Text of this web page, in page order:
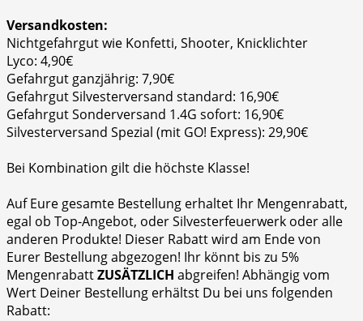
Versandkosten:
Nichtgefahrgut wie Konfetti, Shooter, Knicklichter
Lyco: 4,90€
Gefahrgut ganzjährig: 7,90€
Gefahrgut Silvesterversand standard: 16,90€
Gefahrgut Sonderversand 1.4G sofort: 16,90€
Silvesterversand Spezial (mit GO! Express): 29,90€
Bei Kombination gilt die höchste Klasse!
Auf Eure gesamte Bestellung erhaltet Ihr Mengenrabatt,
egal ob Top-Angebot, oder Silvesterfeuerwerk oder alle
anderen Produkte! Dieser Rabatt wird am Ende von
Eurer Bestellung abgezogen! Ihr könnt bis zu 5%
MengenrabattZUSÄTZLICH abgreifen! Abhängig vom
Wert Deiner Bestellung erhältst Du bei uns folgenden
Rabatt: